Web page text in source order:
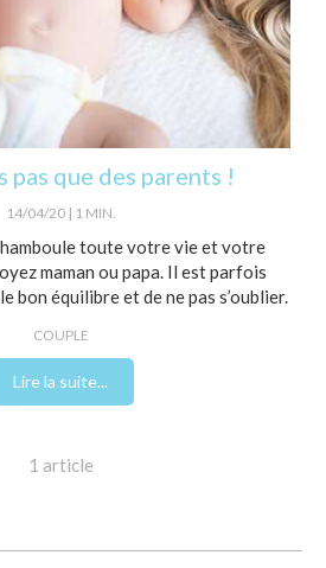
pas que des parents !
14/04/20 1 MIN.
toute votre vie et votre
maman ou papa. Il est parfois
bon équilibre et de ne pas s’oublier.
COUPLE
Lire la suite...
1 article